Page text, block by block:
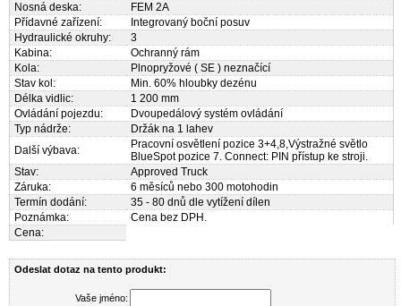
Nosná deska:
FEM 2A
Přídavné zařízení:
Integrovaný boční posuv
Hydraulické okruhy:
3
Kabina:
Ochranný rám
Kola:
Plnopryžové ( SE ) neznačící
Stav kol:
Min. 60% hloubky dezénu
Délka vidlic:
1 200 mm
Ovládání pojezdu:
Dvoupedálový systém ovládání
Typ nádrže:
Držák na 1 lahev
Další výbava:
Pracovní osvětlení pozice 3+4,8,Výstražné světlo
BlueSpot pozice 7. Connect: PIN přístup ke stroji.
Stav:
Approved Truck
Záruka:
6 měsíců nebo 300 motohodin
Termín dodání:
35 - 80 dnů dle vytížení dílen
Poznámka:
Cena bez DPH.
Cena:
Odeslat dotaz na tento produkt:
Vaše jméno: